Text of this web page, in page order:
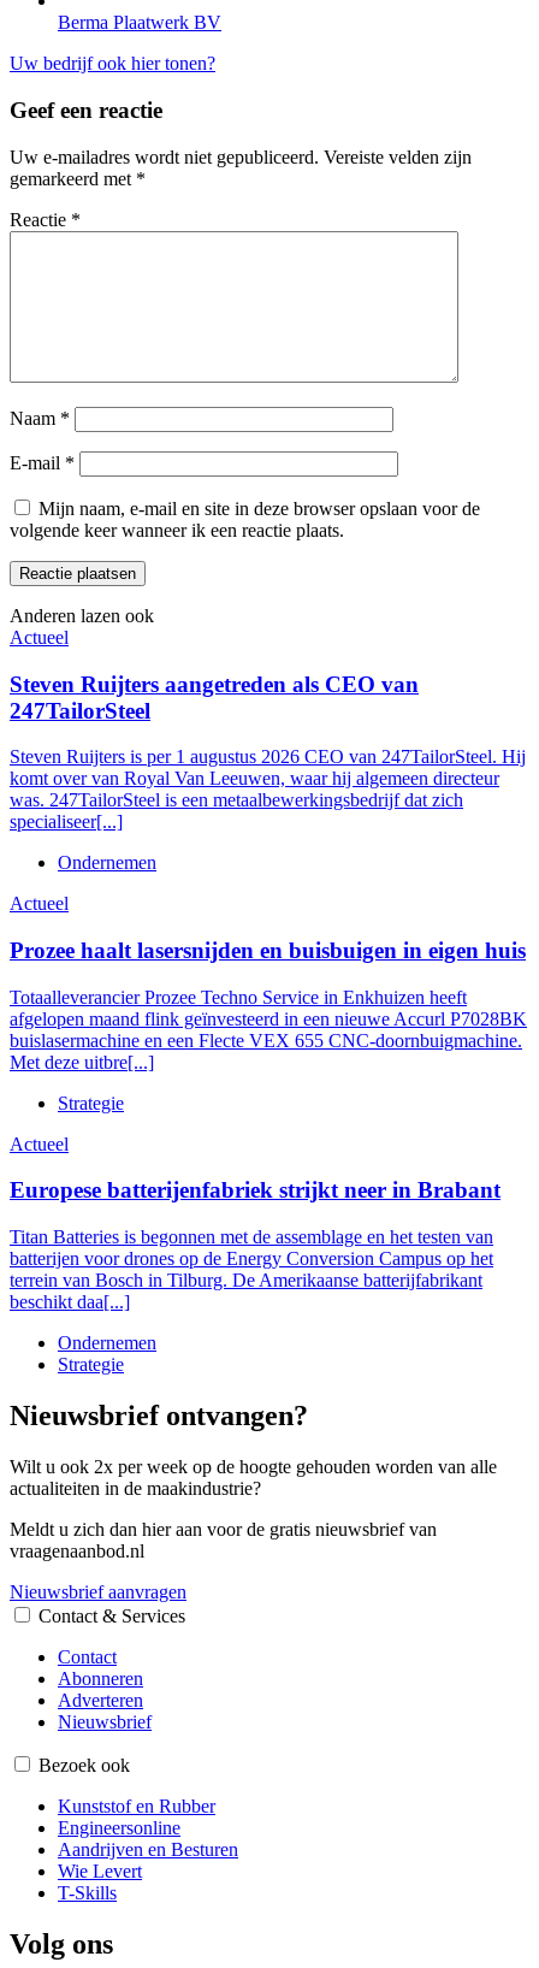
Berma Plaatwerk BV
Uw bedrijf ook hier tonen?
Geef een reactie
Uw e-mailadres wordt niet gepubliceerd. Vereiste velden zijn
gemarkeerd met *
Reactie *
Naam *
E-mail *
Mijn naam, e-mail en site in deze browser opslaan voor de
volgende keer wanneer ik een reactie plaats.
Anderen lazen ook
Actueel
Steven Ruijters aangetreden als CEO van
247TailorSteel
Steven Ruijters is per 1 augustus 2026 CEO van 247TailorSteel. Hij
komt over van Royal Van Leeuwen, waar hij algemeen directeur
was. 247TailorSteel is een metaalbewerkingsbedrijf dat zich
specialiseer[...]
Ondernemen
Actueel
Prozee haalt lasersnijden en buisbuigen in eigen huis
Totaalleverancier Prozee Techno Service in Enkhuizen heeft
afgelopen maand flink geïnvesteerd in een nieuwe Accurl P7028BK
buislasermachine en een Flecte VEX 655 CNC-doornbuigmachine.
Met deze uitbre[...]
Strategie
Actueel
Europese batterijenfabriek strijkt neer in Brabant
Titan Batteries is begonnen met de assemblage en het testen van
batterijen voor drones op de Energy Conversion Campus op het
terrein van Bosch in Tilburg. De Amerikaanse batterijfabrikant
beschikt daa[...]
Ondernemen
Strategie
Nieuwsbrief ontvangen?
Wilt u ook 2x per week op de hoogte gehouden worden van alle
actualiteiten in de maakindustrie?
Meldt u zich dan hier aan voor de gratis nieuwsbrief van
vraagenaanbod.nl
Nieuwsbrief aanvragen
Contact & Services
Contact
Abonneren
Adverteren
Nieuwsbrief
Bezoek ook
Kunststof en Rubber
Engineersonline
Aandrijven en Besturen
Wie Levert
T-Skills
Volg ons